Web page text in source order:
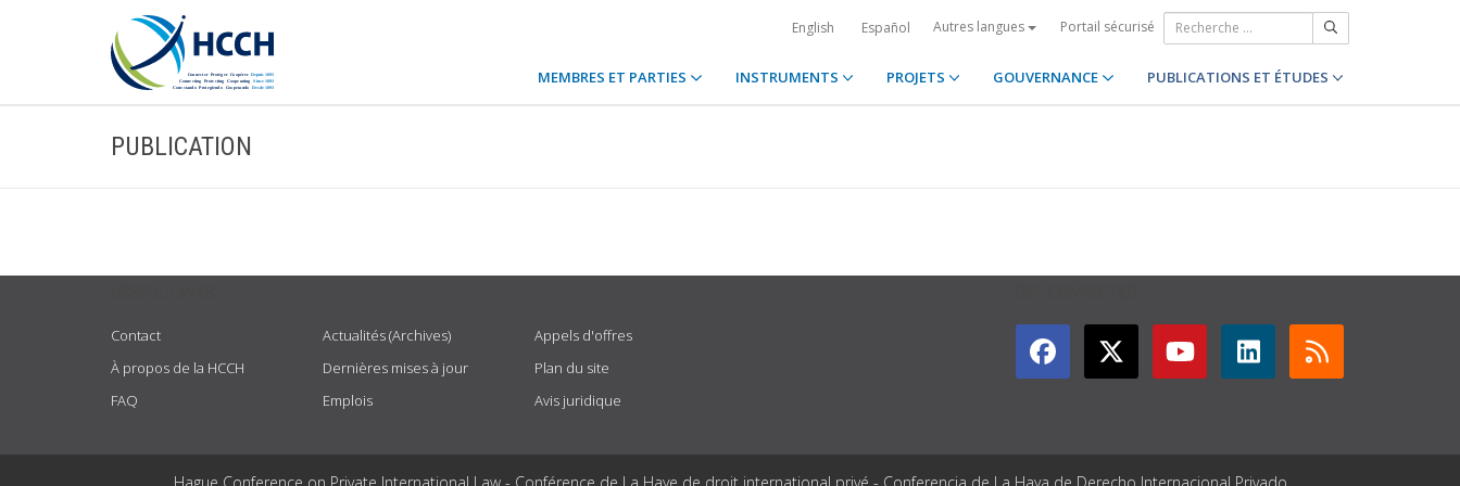
English Español Autres langues Portail sécurisé
MEMBRES ET PARTIES INSTRUMENTS PROJETS GOUVERNANCE PUBLICATIONS ET ÉTUDES
PUBLICATION
Contact
À propos de la HCCH
FAQ
Actualités (Archives)
Dernières mises à jour
Emplois
Appels d'offres
Plan du site
Avis juridique